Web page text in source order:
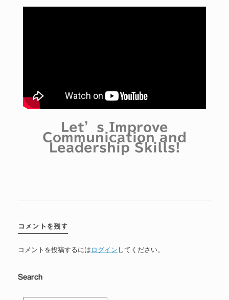
Let’s Improve
Communication and
Leadership Skills!
コメントを残す
コメントを投稿するにはログインしてください。
Search